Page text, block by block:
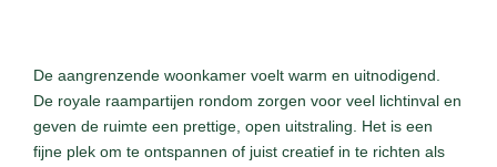
De aangrenzende woonkamer voelt warm en uitnodigend.
De royale raampartijen rondom zorgen voor veel lichtinval en
geven de ruimte een prettige, open uitstraling. Het is een
fijne plek om te ontspannen of juist creatief in te richten als